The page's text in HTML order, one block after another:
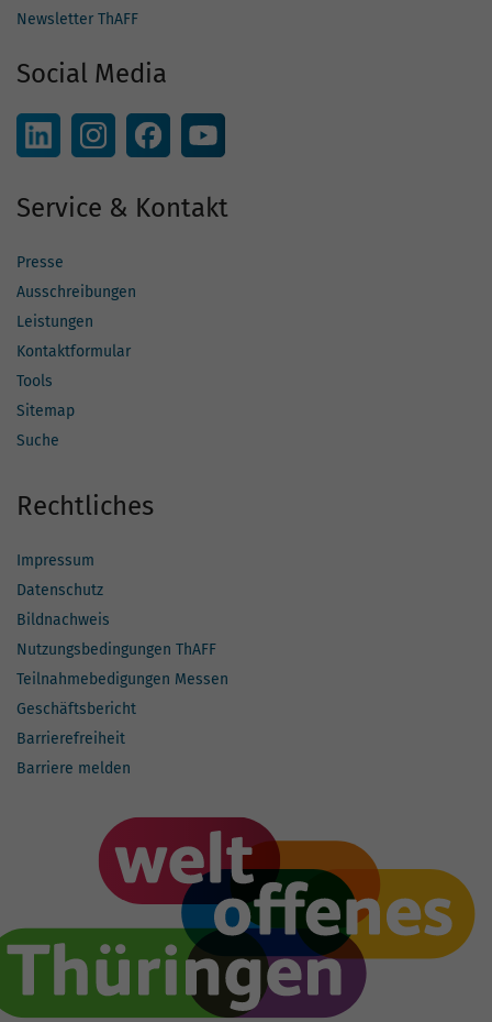
Newsletter ThAFF
Social Media
Service & Kontakt
Presse
Ausschreibungen
Leistungen
Kontaktformular
Tools
Sitemap
Suche
Rechtliches
Impressum
Datenschutz
Bildnachweis
Nutzungsbedingungen ThAFF
Teilnahmebedigungen Messen
Geschäftsbericht
Barrierefreiheit
Barriere melden